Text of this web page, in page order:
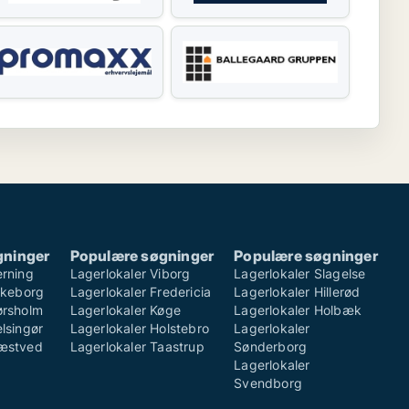
Populære søgninger
Lagerlokaler Viborg
Lagerlokaler Fredericia
Lagerlokaler Køge
Lagerlokaler Holstebro
Lagerlokaler Taastrup
Populære søgninger
Lagerlokaler Slagelse
Lagerlokaler Hillerød
Lagerlokaler Holbæk
Lagerlokaler
Sønderborg
Lagerlokaler
Svendborg